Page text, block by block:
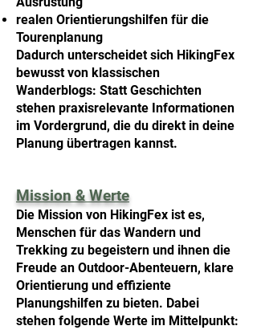
realen Orientierungshilfen für die
Tourenplanung
Dadurch unterscheidet sich HikingFex
bewusst von klassischen
Wanderblogs: Statt Geschichten
stehen praxisrelevante Informationen
im Vordergrund, die du direkt in deine
Planung übertragen kannst.
Mission & Werte
Die Mission von HikingFex ist es,
Menschen für das Wandern und
Trekking zu begeistern und ihnen die
Freude an Outdoor-Abenteuern, klare
Orientierung und effiziente
Planungshilfen zu bieten. Dabei
stehen folgende Werte im Mittelpunkt: